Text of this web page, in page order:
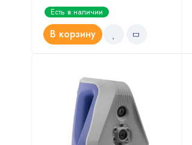
Оценка
4.50из 5
Есть в наличии
В корзину